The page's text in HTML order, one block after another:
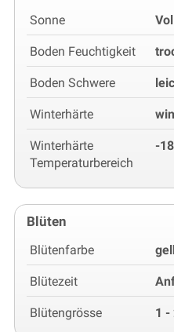
Sonne
Boden Feuchtigkeit
Boden Schwere
Winterhärte
Winterhärte
Temperaturbereich
-
Blüten
Blütenfarbe
Blütezeit
Blütengrösse 1 -